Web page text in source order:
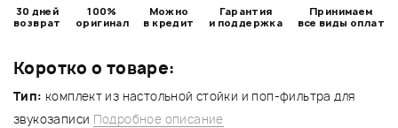
Коротко о товаре:
Тип: комплект из настольной стойки и поп-фильтра для
звукозаписи Подробное описание
30 дней
возврат
100%
оригинал
Можно
в кредит
Гарантия
и поддержка
Принимаем
все виды оплат